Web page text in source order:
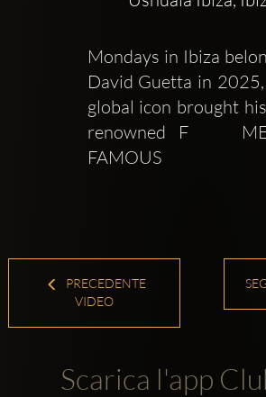
Mondays in Ibiza
David Guetta in
global icon brought
renowned F
FAMOUS
PRECEDENTE
VIDEO
Scarica l'app